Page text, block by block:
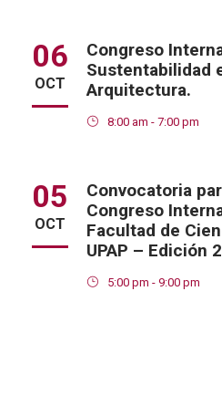
06
OCT
Congreso
Sustentabilidad
Arquitectura.
8:00 am - 7:00 pm
05
OCT
Convocatoria
Congreso
Facultad de
UPAP – Edición
5:00 pm - 9:00 pm